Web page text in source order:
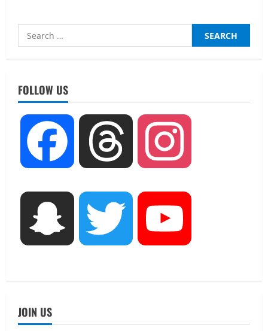
Search
for:
FOLLOW US
Facebook Threads
Snapchat Twitter
JOIN US
August 8, 2026
UTTARAKHAND NEWS
धामी कैबिनेट ने लिए कई महत्वपूर्ण निर्णय, अब
सामान्य वर्ग के पशुपालकों को भी गाय एवं भैंस
August 7, 2026
UTTARAKHAND NEWS
नाबार्ड ने राष्ट्रीय हथकरघा दिवस के अवसर पर
मुंबई में तीन दिवसीय प्रदर्शनी का आयोजन किया